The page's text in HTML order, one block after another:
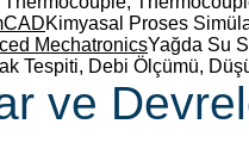
Kimyasal Proses
MechatronicsYağda Su
Tespiti, Debi Ölçümü,
ve